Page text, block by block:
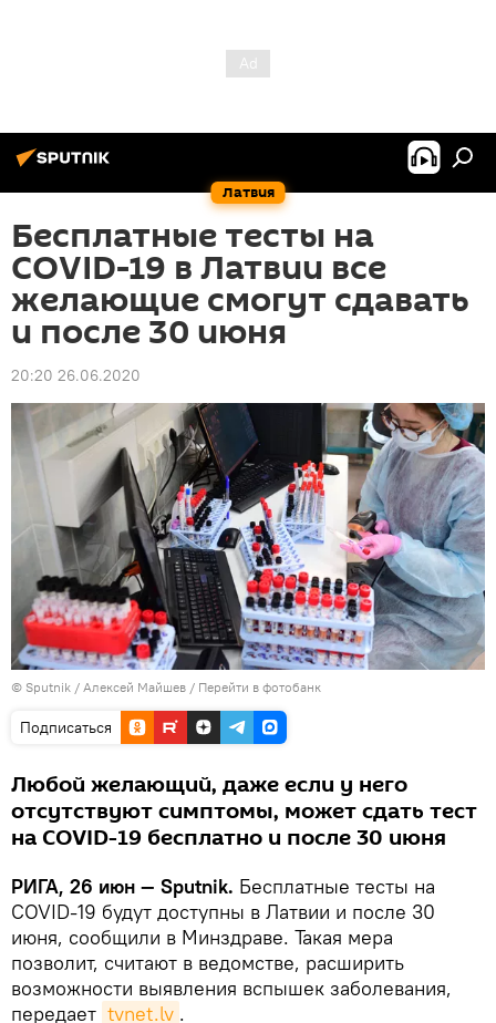
Латвия
Бесплатные тесты на
COVID-19 в Латвии все
желающие смогут сдавать
и после 30 июня
20:20 26.06.2020
© Sputnik / Алексей Майшев / Перейти в фотобанк
Подписаться
Любой желающий, даже если у него
отсутствуют симптомы, может сдать тест
на COVID-19 бесплатно и после 30 июня
РИГА, 26 июн — Sputnik. Бесплатные тесты на
COVID-19 будут доступны в Латвии и после 30
июня, сообщили в Минздраве. Такая мера
позволит, считают в ведомстве, расширить
возможности выявления вспышек заболевания,
передает tvnet.lv .